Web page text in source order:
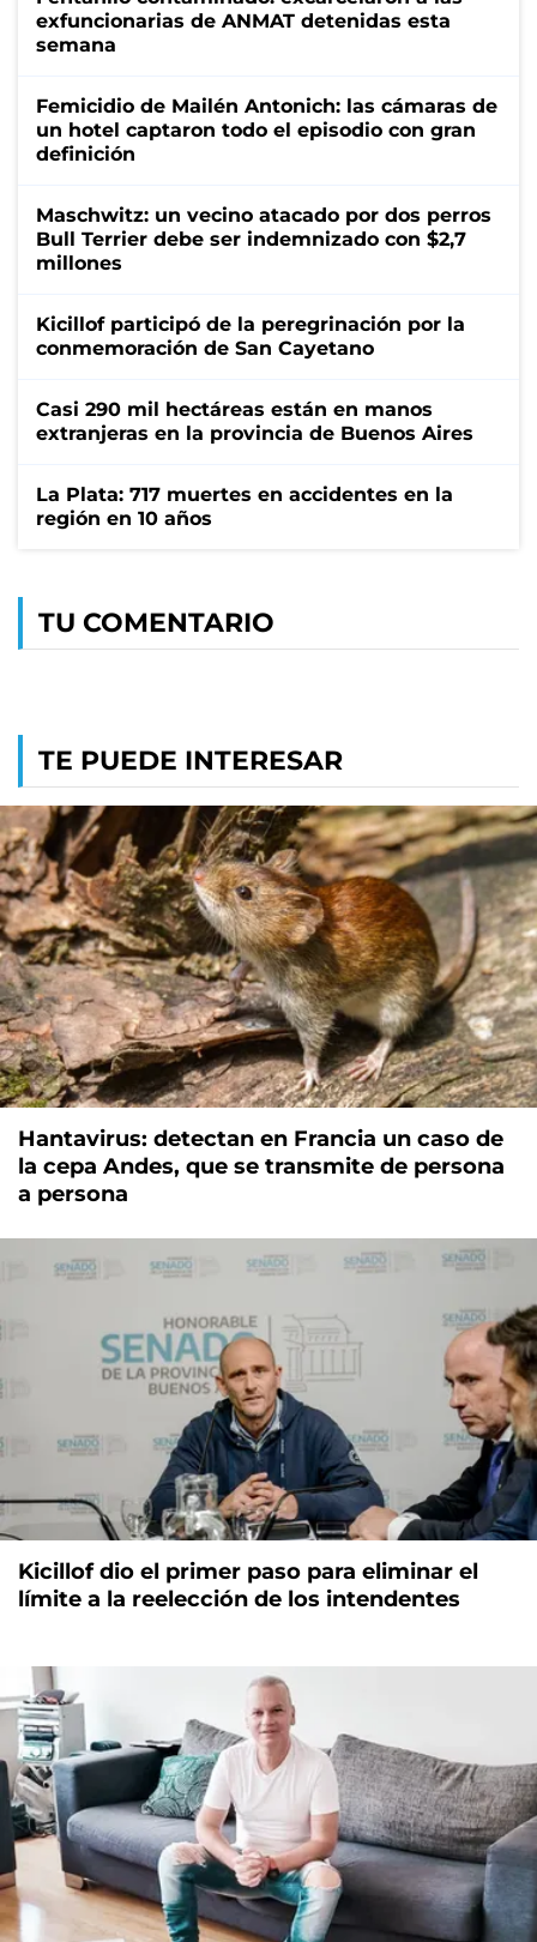
exfuncionarias de ANMAT detenidas esta
semana
Femicidio de Mailén Antonich: las cámaras de
un hotel captaron todo el episodio con gran
definición
Maschwitz: un vecino atacado por dos perros
Bull Terrier debe ser indemnizado con $2,7
millones
Kicillof participó de la peregrinación por la
conmemoración de San Cayetano
Casi 290 mil hectáreas están en manos
extranjeras en la provincia de Buenos Aires
La Plata: 717 muertes en accidentes en la
región en 10 años
TU COMENTARIO
TE PUEDE INTERESAR
Hantavirus: detectan en Francia un caso de
la cepa Andes, que se transmite de persona
a persona
Kicillof dio el primer paso para eliminar el
límite a la reelección de los intendentes